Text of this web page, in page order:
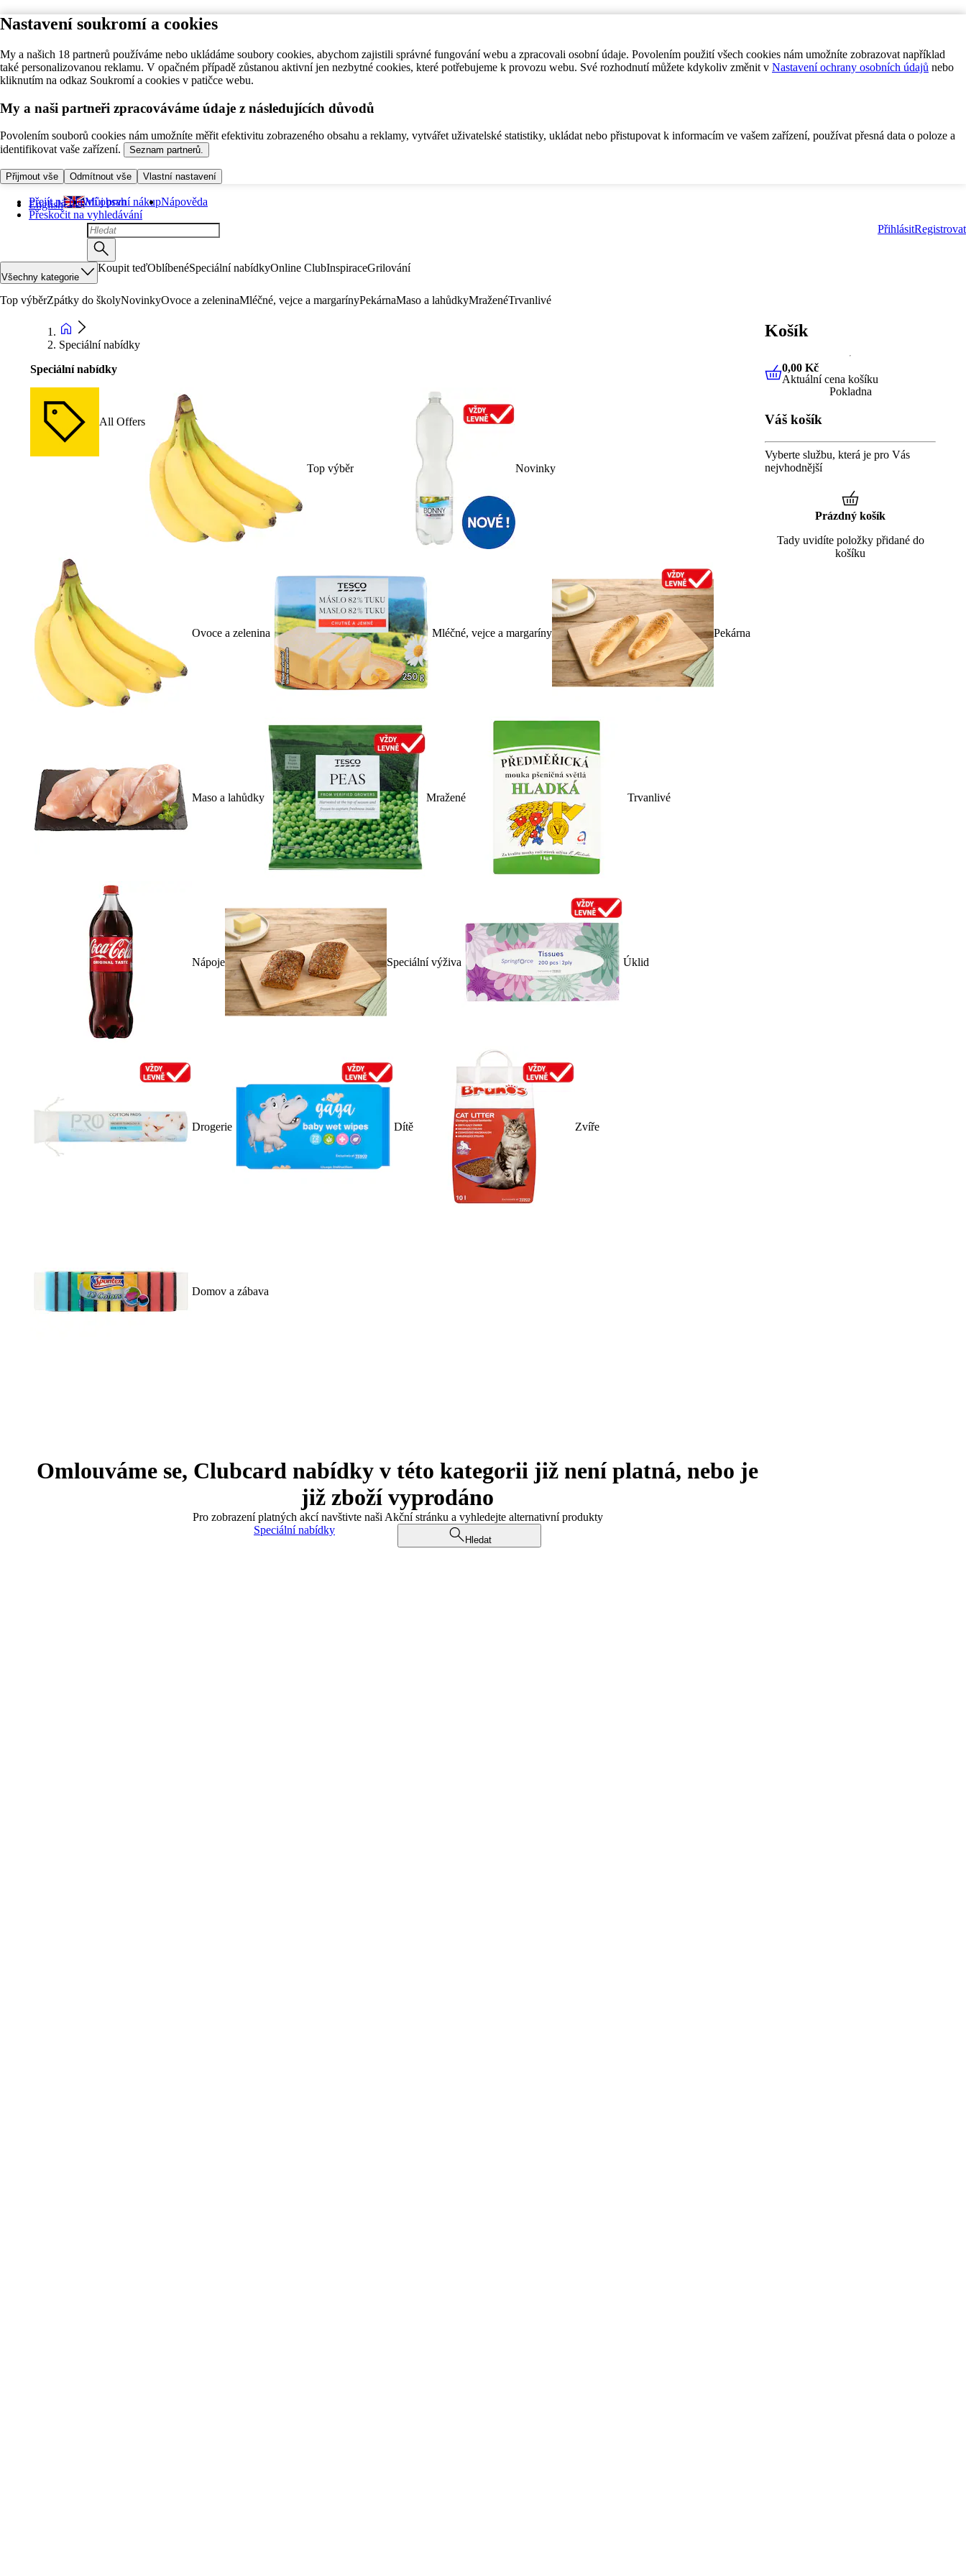
Nastavení soukromí a cookies
My a našich 18 partnerů používáme nebo ukládáme soubory cookies, abychom zajistili správné fungování webu a zpracovali osobní údaje. Povolením použití všech cookies nám umožníte zobrazovat například
také personalizovanou reklamu. V opačném případě zůstanou aktivní jen nezbytné cookies, které potřebujeme k provozu webu. Své rozhodnutí můžete kdykoliv změnit v Nastavení ochrany osobních údajů nebo
kliknutím na odkaz Soukromí a cookies v patičce webu.
My a naši partneři zpracováváme údaje z následujících důvodů
Povolením souborů cookies nám umožníte měřit efektivitu zobrazeného obsahu a reklamy, vytvářet uživatelské statistiky, ukládat nebo přistupovat k informacím ve vašem zařízení, používat přesná data o poloze a
identifikovat vaše zařízení.
Seznam partnerů.
Přijmout vše Odmítnout vše Vlastní nastavení
Přejít na hlavní obsah
Přeskočit na vyhledávání
English Můj první nákupNápověda
PřihlásitRegistrovat
Všechny kategorie
Koupit teďOblíbenéSpeciální nabídkyOnline ClubInspiraceGrilování
Top výběrZpátky do školyNovinkyOvoce a zeleninaMléčné, vejce a margarínyPekárnaMaso a lahůdkyMraženéTrvanlivé
Speciální nabídky
Speciální nabídky
All Offers
Top výběr Novinky
Ovoce a zelenina Mléčné, vejce a margaríny Pekárna
Maso a lahůdky Mražené Trvanlivé
Nápoje Speciální výživa Úklid
Drogerie Dítě Zvíře
Domov a zábava
Omlouváme se, Clubcard nabídky v této kategorii již není platná, nebo je
již zboží vyprodáno
Pro zobrazení platných akcí navštivte naši Akční stránku a vyhledejte alternativní produkty
Speciální nabídky
Hledat
Košík
0,00 KčAktuální cena košíku
0,00 Kč
Aktuální cena košíku
Pokladna
Váš košík
Vyberte službu, která je pro Vás
nejvhodnější
Prázdný košík
Tady uvidíte položky přidané do
košíku